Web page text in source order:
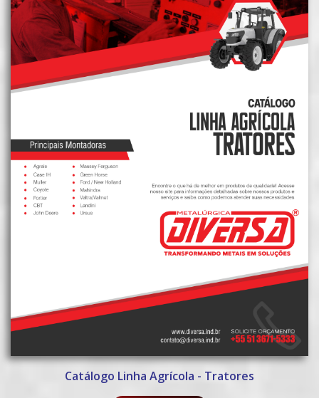
Catálogo Linha Agrícola - Tratores